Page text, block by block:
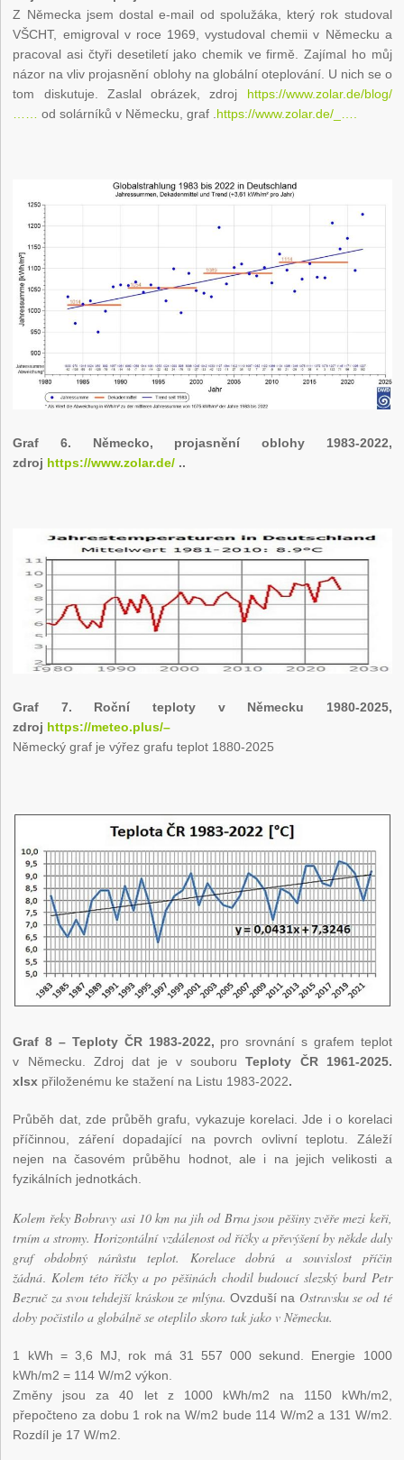
Z Německa jsem dostal e-mail od spolužáka, který rok studoval
VŠCHT, emigroval v roce 1969, vystudoval chemii v Německu a
pracoval asi čtyři desetiletí jako chemik ve firmě. Zajímal ho můj
názor na vliv projasnění oblohy na globální oteplování. U nich se o
tom diskutuje. Zaslal obrázek, zdroj https://www.zolar.de/blog/
od solárníků v Německu, graf . https://www.zolar.de/_….
Graf 6. Německo, projasnění oblohy 1983-2022,
zdroj https://www.zolar.de/ ..
Graf 7. Roční teploty v Německu 1980-2025,
zdroj https://meteo.plus/–
Německý graf je výřez grafu teplot 1880-2025
Graf 8 – Teploty ČR 1983-2022, pro srovnání s grafem teplot
v Německu. Zdroj dat je v souboru Teploty ČR 1961-2025.
xlsx přiloženému ke stažení na Listu 1983-2022.
Průběh dat, zde průběh grafu, vykazuje korelaci. Jde i o korelaci
příčinnou, záření dopadající na povrch ovlivní teplotu. Záleží
nejen na časovém průběhu hodnot, ale i na jejich velikosti a
fyzikálních jednotkách.
Kolem řeky Bobravy asi 10 km na jih od Brna jsou pěšiny zvěře mezi keři,
trním a stromy. Horizontální vzdálenost od říčky a převýšení by někde daly
graf obdobný nárůstu teplot. Korelace dobrá a souvislost příčin
žádná Kolem této říčky a po pěšinách chodil budoucí slezský bard Petr
Bezruč za svou tehdejší kráskou ze mlýna. Ovzduší na Ostravsku se od té
doby počistilo a globálně se oteplilo skoro tak jako v Německu.
1 kWh = 3,6 MJ, rok má 31 557 000 sekund. Energie 1000
kWh/m2 = 114 W/m2 výkon.
Změny jsou za 40 let z 1000 kWh/m2 na 1150 kWh/m2,
přepočteno za dobu 1 rok na W/m2 bude 114 W/m2 a 131 W/m2.
Rozdíl je 17 W/m2.